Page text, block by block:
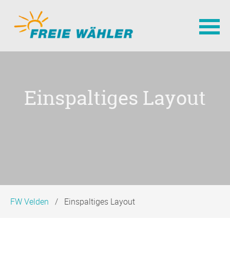
Einspaltiges Layout
FW Velden Einspaltiges Layout